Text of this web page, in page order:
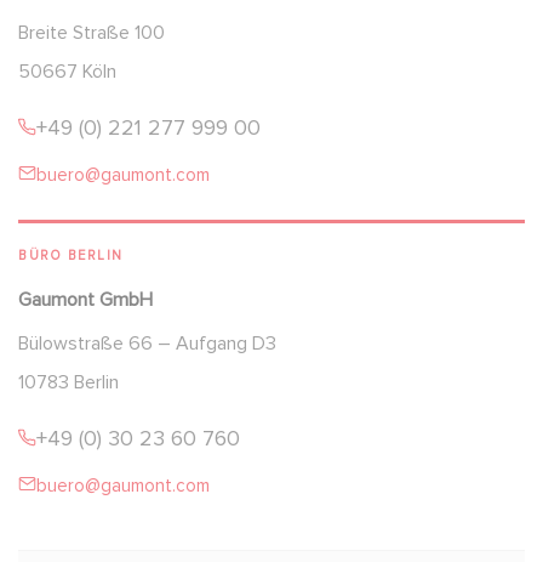
Breite Straße 100
50667 Köln
+49 (0) 221 277 999 00
buero@gaumont.com
BÜRO BERLIN
Gaumont GmbH
Bülowstraße 66 – Aufgang D3
10783 Berlin
+49 (0) 30 23 60 760
buero@gaumont.com